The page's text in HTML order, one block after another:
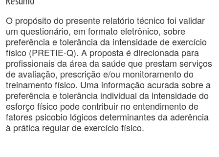
O propósito do presente relatório técnico foi validar
um questionário, em formato eletrônico, sobre
preferência e tolerância da intensidade de exercício
físico (PRETIE-Q). A proposta é direcionada para
profissionais da área da saúde que prestam serviços
de avaliação, prescrição e/ou monitoramento do
treinamento físico. Uma informação acurada sobre a
preferência e tolerância individual da intensidade do
esforço físico pode contribuir no entendimento de
fatores psicobio lógicos determinantes da aderência
à prática regular de exercício físico.